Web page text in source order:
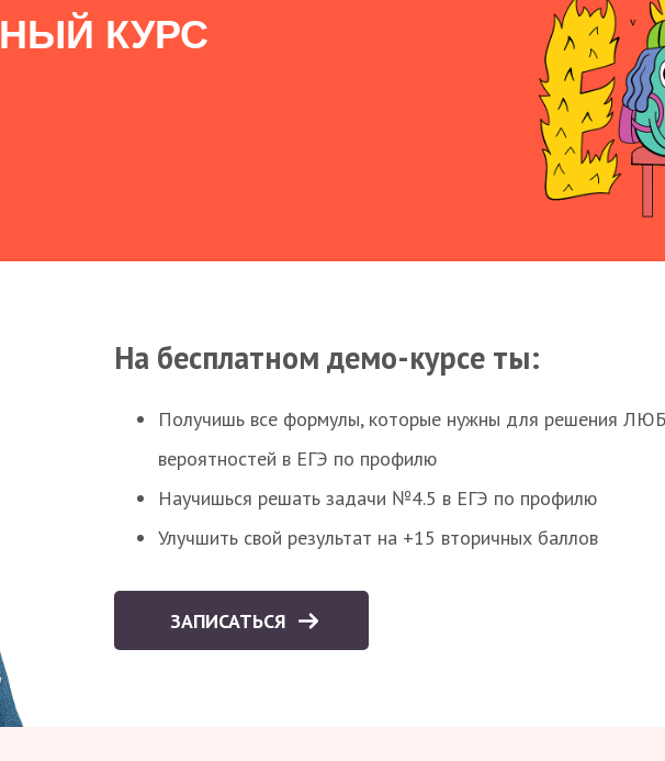
КУРС
На бесплатном демо-курсе ты:
Получишь все формулы, которые нужны для решения
вероятностей в ЕГЭ по профилю
Научишься решать задачи №4.5 в ЕГЭ по профилю
Улучшить свой результат на +15 вторичных баллов
ЗАПИСАТЬСЯ